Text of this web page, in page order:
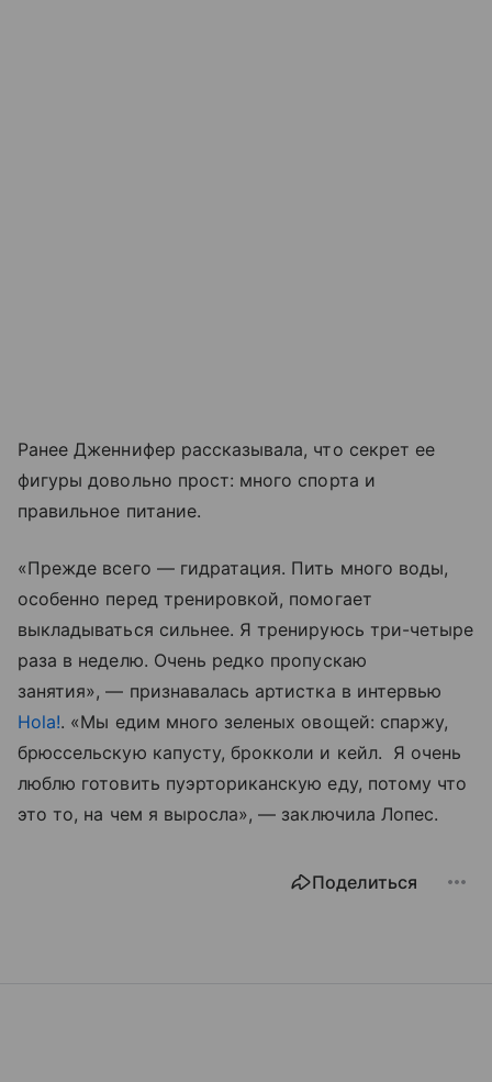
Ранее Дженнифер рассказывала, что секрет ее
фигуры довольно прост: много спорта и
правильное питание.
«Прежде всего — гидратация. Пить много воды,
особенно перед тренировкой, помогает
выкладываться сильнее. Я тренируюсь три-четыре
раза в неделю. Очень редко пропускаю
занятия», — признавалась артистка в интервью
Hola!. «Мы едим много зеленых овощей: спаржу,
брюссельскую капусту, брокколи и кейл. Я очень
люблю готовить пуэрториканскую еду, потому что
это то, на чем я выросла», — заключила Лопес.
Поделиться